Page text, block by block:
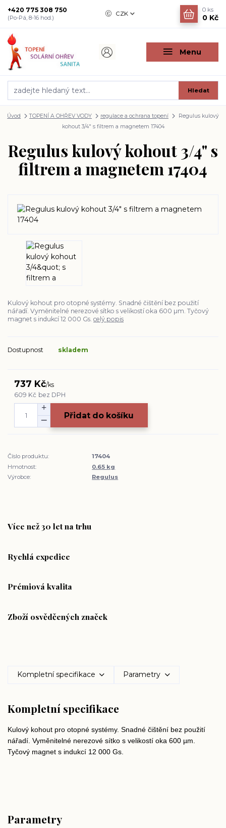
Menu
CZK
Hledat
+420 775 308 750
(Po-Pá, 8-16 hod.)
0 ks
0 Kč
Úvod TOPENÍ A OHŘEV VODY regulace a ochrana topení
Regulus kulový
kohout 3/4" s filtrem a magnetem 17404
Regulus kulový kohout 3/4" s
filtrem a magnetem 17404
Kulový kohout pro otopné systémy. Snadné čištění bez použití
nářadí. Vyměnitelné nerezové sítko s velikostí oka 600 µm. Tyčový
magnet s indukcí 12 000 Gs. celý popis
Dostupnost skladem
737 Kč/ks
609 Kč bez DPH
Přidat do košíku
Číslo produktu:
17404
Hmotnost:
0.65 kg
Výrobce:
Regulus
Více než 30 let na trhu
Rychlá expedice
Prémiová kvalita
Zboží osvědčených značek
Kompletní specifikace Parametry
Kompletní specifikace
Kulový kohout pro otopné systémy. Snadné čištění bez použití
nářadí. Vyměnitelné nerezové sítko s velikostí oka 600 µm.
Tyčový magnet s indukcí 12 000 Gs.
Parametry